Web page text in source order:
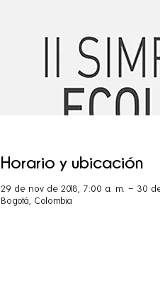
Horario y ubicación
29 de nov de 2018, 7:00 a. m. – 30
Bogotá, Colombia